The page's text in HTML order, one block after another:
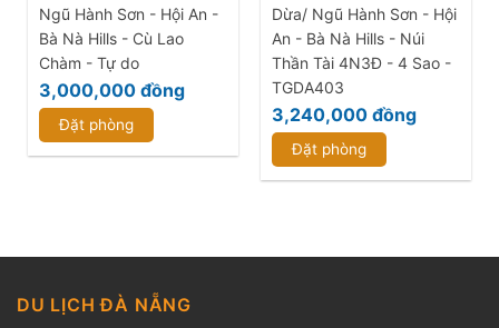
Ngũ Hành Sơn - Hội An -
Bà Nà Hills - Cù Lao
Chàm - Tự do
3,000,000đồng
Đặt phòng
Dừa/ Ngũ Hành Sơn - Hội
An - Bà Nà Hills - Núi
Thần Tài 4N3Đ - 4 Sao -
TGDA403
3,240,000đồng
Đặt phòng
DU LỊCH ĐÀ NẴNG